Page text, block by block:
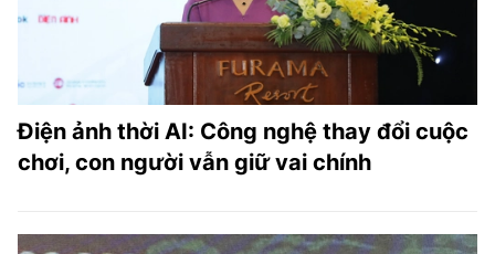
Điện ảnh thời AI: Công nghệ thay đổi cuộc
chơi, con người vẫn giữ vai chính